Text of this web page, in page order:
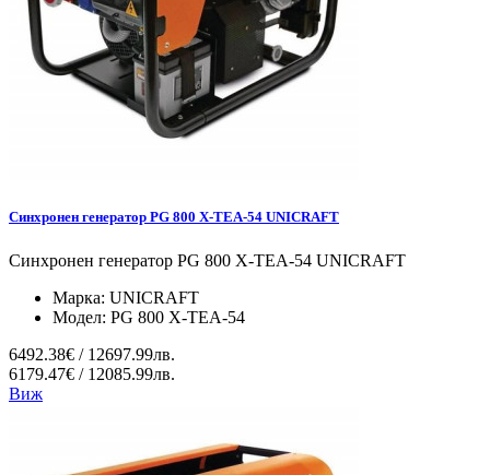
Синхронен генератор PG 800 X-TEA-54 UNICRAFT
Синхронен генератор PG 800 X-TEA-54 UNICRAFT
Марка: UNICRAFT
Модел: PG 800 X-TEA-54
6492.38€ / 12697.99лв.
6179.47€ / 12085.99лв.
Виж